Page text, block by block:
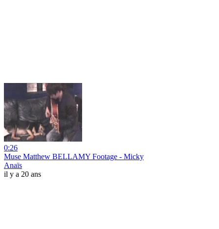
0:26
Muse Matthew BELLAMY Footage - Micky
Anaïs
il y a 20 ans